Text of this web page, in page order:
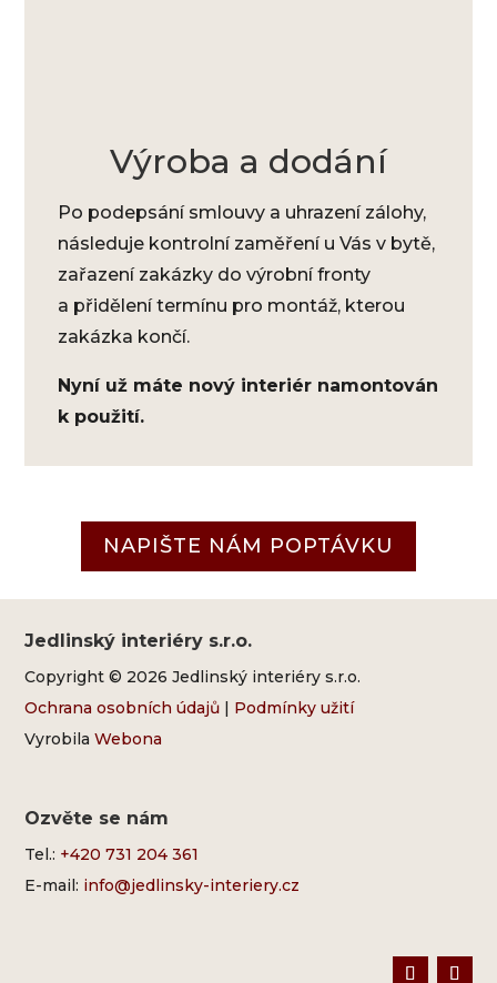
Výroba a dodání
Po podepsání smlouvy a uhrazení zálohy,
následuje kontrolní zaměření u Vás v bytě,
zařazení zakázky do výrobní fronty
a přidělení termínu pro montáž, kterou
zakázka končí.
Nyní už máte nový interiér namontován
k použití.
NAPIŠTE NÁM POPTÁVKU
Jedlinský interiéry s.r.o.
Copyright © 2026 Jedlinský interiéry s.r.o.
Ochrana osobních údajů | Podmínky užití
VyrobilaWebona
Ozvěte se nám
Tel.: +420 731 204 361
E-mail: info@jedlinsky-interiery.cz